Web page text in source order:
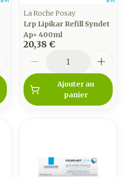
La Roche Posay
Lrp Lipikar Refill Syndet
Ap+ 400ml
20,38 €
Ajouter au
panier